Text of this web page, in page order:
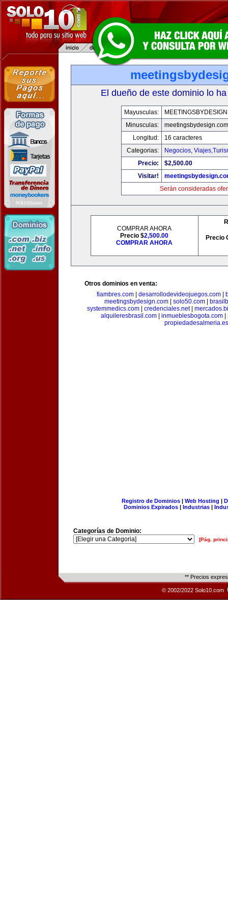
El dueño de este dominio lo
Mayusculas:
Minusculas:
meetingsbydesign.com
Longitud:
16 caracteres
Categorias:
Negocios,
Precio:
$2,500.00
Visitar!
Serán consideradas
COMPRAR AHORA
Precio $2,500.00
COMPRAR AHORA
Precio
Otros dominios en venta:
fiambres.com| desarrollodevideojuegos.com|
meetingsbydesign.com
solo50.com
systemmedics.com| credenciales.net|
alquileresbrasil.com| inmueblesbogota.com|
propiedadesalmeria.es
Registro de Dominios| Web Hosting |
Dominios Expirados | Industrias |
Categorías de Dominio:
[Pág.
** Precios
© 2002/2022 Solo10.com